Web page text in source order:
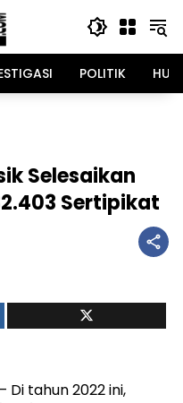
POLITIK
Selesaikan
Sertipikat
– Di tahun 2022 ini,